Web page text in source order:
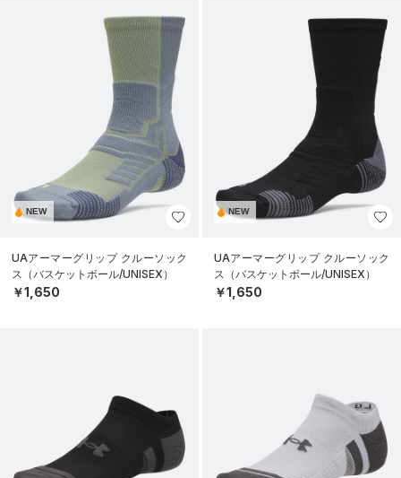
NEW
UAアーマーグリップ クルーソック
ス（バスケットボール/UNISEX）
￥1,650
NEW
UAアーマーグリップ クルーソック
ス（バスケットボール/UNISEX）
￥1,650